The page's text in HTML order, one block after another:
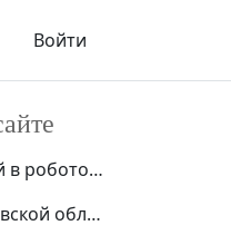
Войти
ТОП-100 компаний в робототехнике России
Нефтебазы Московской области